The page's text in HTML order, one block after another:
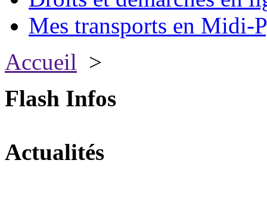
Mes transports en Midi-
Accueil >
Flash Infos
Actualités